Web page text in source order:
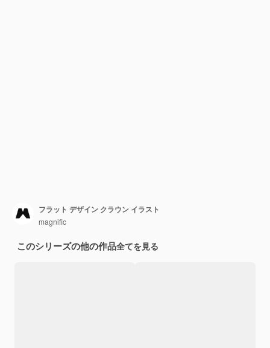
フラット デザイン クラウン イラスト
magnific
このシリーズの他の作品全てを見る